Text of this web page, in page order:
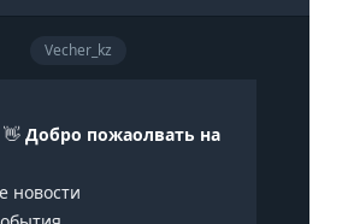
Vecher_kz
Добро пожаолвать на
новости